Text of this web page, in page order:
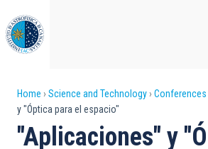
to
main
content
Breadcrumb
Home Science and Technology Conferences
y "Óptica para el espacio"
"Aplicaciones" y